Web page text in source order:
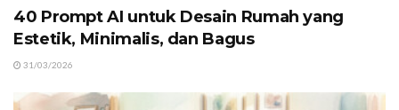
40 Prompt AI untuk Desain Rumah yang
Estetik, Minimalis, dan Bagus
31/03/2026